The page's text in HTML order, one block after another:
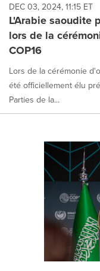
DEC 03, 2024, 11:15 ET
L'Arabie saoudite
lors de la
COP16
Lors de la cérémonie
été officiellement élu
Parties de la...